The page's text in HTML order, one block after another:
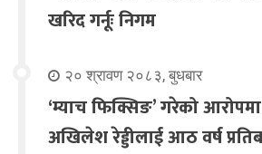
खरिद गर्नूः निगम
२० श्रावण २०८३, बुधबार
‘म्याच फिक्सिङ’ गरेको
अखिलेश रेड्डीलाई आठ वर्ष